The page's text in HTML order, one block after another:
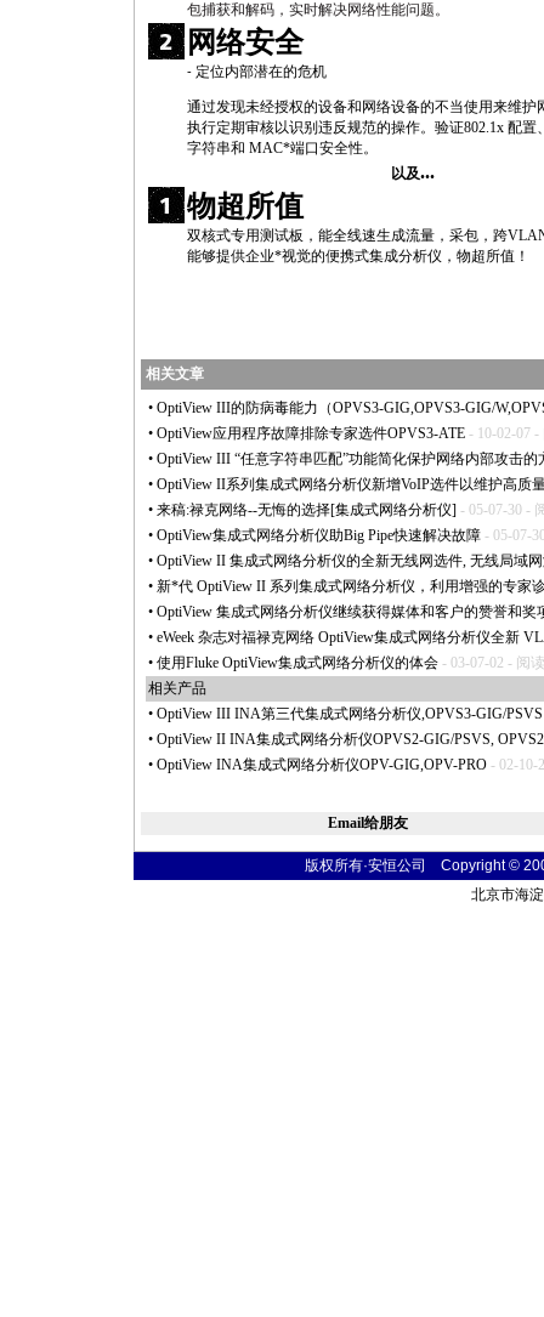
包捕获和解码，实时解决网络性能问题。
网络安全
- 定位内部潜在的危机
通过发现未经授权的设备和网络设备的不当使用来维护
执行定期审核以识别违反规范的操作。验证802.1x 配置
字符串和 MAC*端口安全性。
以及...
物超所值
双核式专用测试板，能全线速生成流量，采包，跨
能够提供企业*视觉的便携式集成分析仪，物超所值！
相关文章
• OptiView III的防病毒能力（OPVS3-GIG,OPVS3-GIG/
• OptiView应用程序故障排除专家选件OPVS3-ATE - 10-02-07 -
• OptiView III “任意字符串匹配”功能简化保护网络内部攻击的
• OptiView II系列集成式网络分析仪新增VoIP选件以维护高质
• 来稿:禄克网络--无悔的选择[集成式网络分析仪] - 05-07-30 -
• OptiView集成式网络分析仪助Big Pipe快速解决故障 - 05-07-
• OptiView II 集成式网络分析仪的全新无线网选件, 无线局域
• 新*代 OptiView II 系列集成式网络分析仪，利用增强的专家
• OptiView 集成式网络分析仪继续获得媒体和客户的赞誉和奖
• eWeek 杂志对福禄克网络 OptiView集成式网络分析仪全新
• 使用Fluke OptiView集成式网络分析仪的体会 - 03-07-02 - 阅
相关产品
• OptiView III INA第三代集成式网络分析仪,OPVS3-GIG/PSVS
• OptiView II INA集成式网络分析仪OPVS2-GIG/PSVS,
• OptiView INA集成式网络分析仪OPV-GIG,OPV-PRO - 02-10-
Email给朋友
版权所有·安恒公司 Copyright ©
北京市海